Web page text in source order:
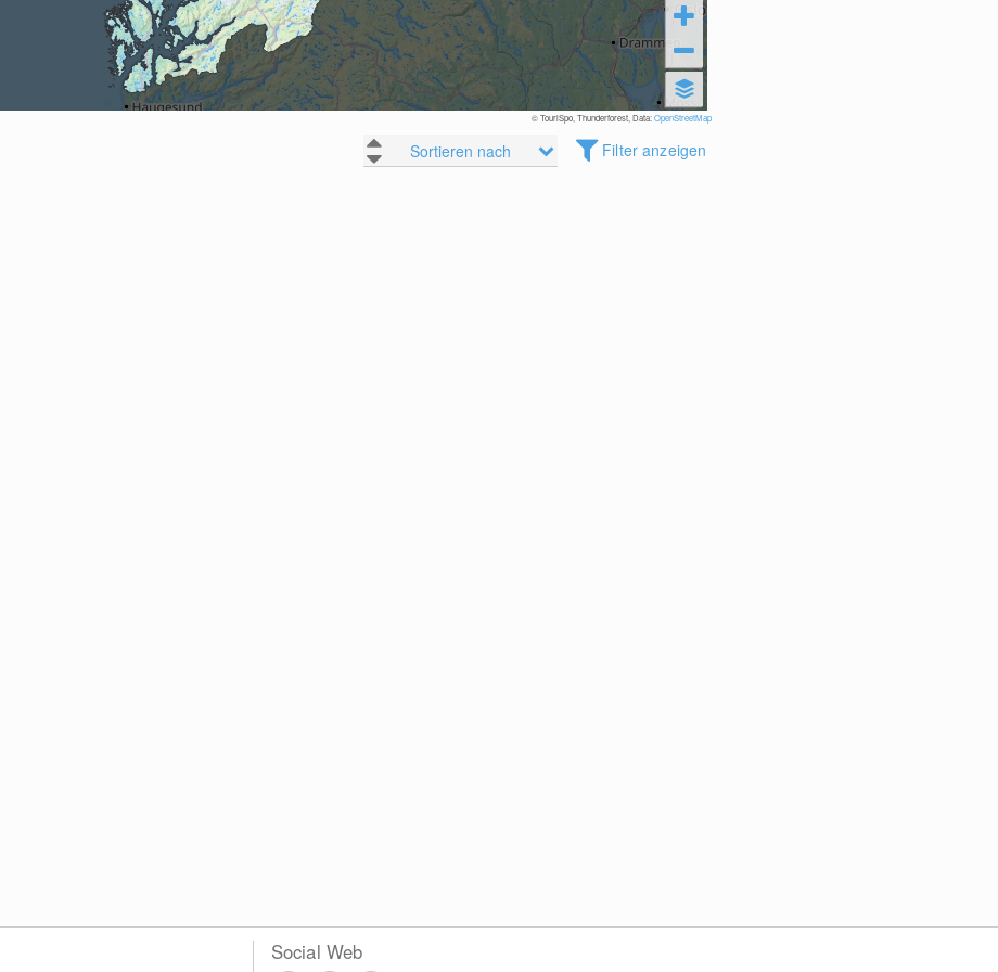
© TouriSpo, Thunderforest, Data:OpenStreetMap
Sortieren nach Filter anzeigen
Social Web